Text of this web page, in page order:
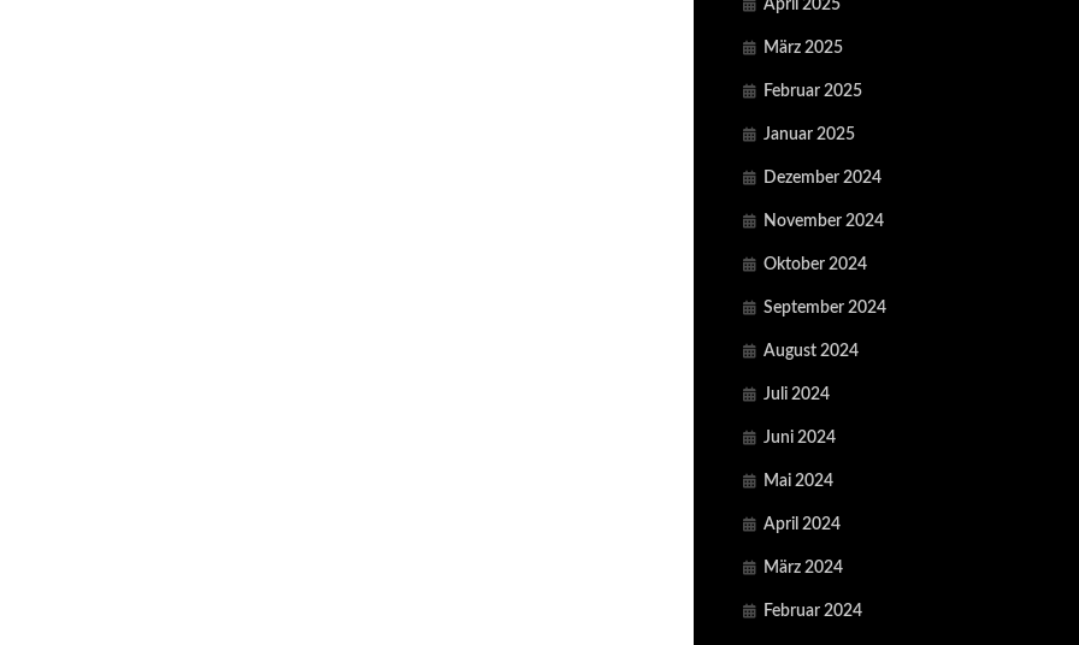
April 2025
März 2025
Februar 2025
Januar 2025
Dezember 2024
November 2024
Oktober 2024
September 2024
August 2024
Juli 2024
Juni 2024
Mai 2024
April 2024
März 2024
Februar 2024